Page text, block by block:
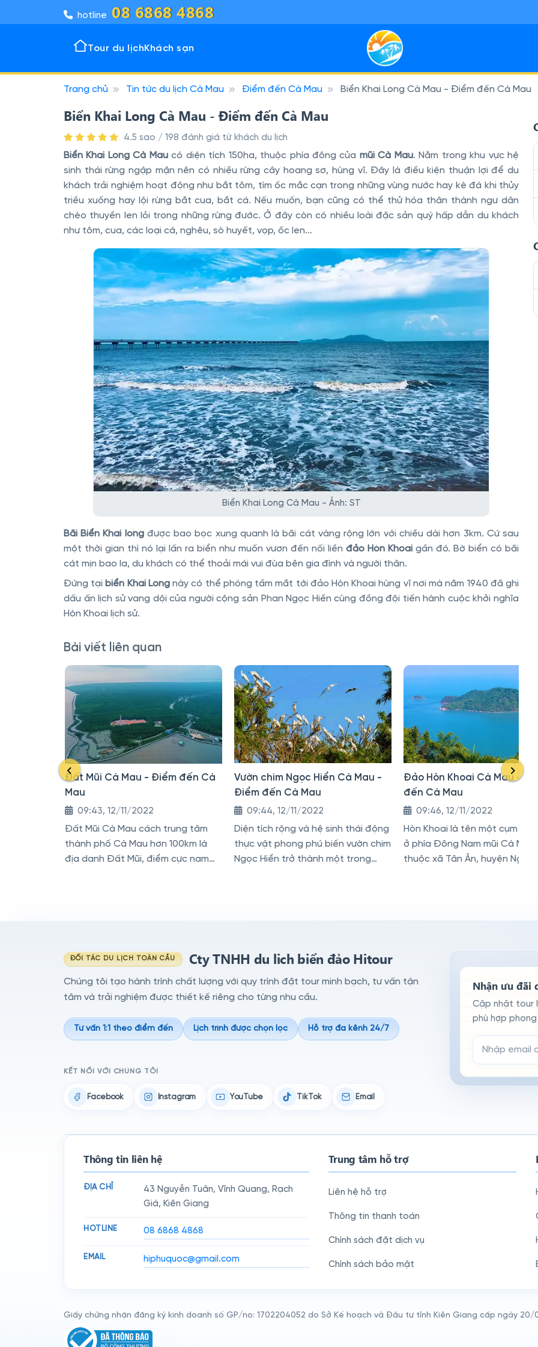
hotline 08 6868 4868
Tour du lịch
Tour Miền Nam 29
Khách sạn
Khách sạn Miền Bắc 7
Trang chủ Tin tức du lịch Cà Mau Điểm đến Cà Mau Biển Khai Long Cà Mau - Điểm đến Cà Mau
Biển Khai Long Cà Mau - Điểm đến Cà Mau
4.5 sao / 198 đánh giá từ khách du lịch
Biển Khai Long Cà Maucó diện tích 150ha, thuộc phía đông của mũi Cà Mau. Nằm trong khu vực hệ
sinh thái rừng ngập mặn nên có nhiều rừng cây hoang sơ, hùng vĩ. Đây là điều kiện thuận lợi để du
khách trải nghiệm hoạt động như bắt tôm, tìm ốc mắc cạn trong những vùng nước hay kè đá khi thủy
triều xuống hay lội rừng bắt cua, bắt cá. Nếu muốn, bạn cũng có thể thử hóa thân thành ngư dân
chèo thuyền len lỏi trong những rừng đước. Ở đây còn có nhiều loài đặc sản quý hấp dẫn du khách
như tôm, cua, các loại cá, nghêu, sò huyết, vọp, ốc len...
Biển Khai Long Cà Mau - Ảnh: ST
Bãi Biển Khai longđược bao bọc xung quanh là bãi cát vàng rộng lớn với chiều dài hơn 3km. Cứ sau
một thời gian thì nó lại lấn ra biển như muốn vươn đến nối liền đảo Hòn Khoai gần đó. Bờ biển có bãi
cát mịn bao la, du khách có thể thoải mái vui đùa bên gia đình và người thân.
Đứng tại biển Khai Longnày có thể phóng tầm mắt tới đảo Hòn Khoai hùng vĩ nơi mà năm 1940 đã ghi
dấu ấn lịch sử vang dội của người cộng sản Phan Ngọc Hiền cùng đồng đội tiến hành cuộc khởi nghĩa
Hòn Khoai lịch sử.
Bài viết liên quan
Đất Mũi Cà Mau - Điểm đến Cà
Mau
09:43, 12/11/2022
Đất Mũi Cà Mau cách trung tâm
thành phố Cà Mau hơn 100km là
địa danh Đất Mũi, điểm cực nam
Vườn chim Ngọc Hiển Cà Mau -
Điểm đến Cà Mau
09:44, 12/11/2022
Diện tích rộng và hệ sinh thái động
thực vật phong phú biến vườn chim
Ngọc Hiển trở thành một trong
Đảo Hòn Khoai Cà Mau -
đến Cà Mau
09:46, 12/11/2022
Hòn Khoai là tên một cụm đảo
ở phía Đông Nam mũi Cà Mau
thuộc xã Tân Ân, huyện Ngọc
ĐỐI TÁC DU LỊCH TOÀN CẦU Cty TNHH du lich biển đảo Hitour
Chúng tôi tạo hành trình chất lượng với quy trình đặt tour minh bạch, tư vấn tận
tâm và trải nghiệm được thiết kế riêng cho từng nhu cầu.
Tư vấn 1:1 theo điểm đến Lịch trình được chọn lọc Hỗ trợ đa kênh 24/7
KẾT NỐI VỚI CHÚNG TÔI
Facebook Instagram YouTube TikTok Email
Nhận ưu đãi
Cập nhật tour
phù hợp
Email đăng ký
Thông tin liên hệ
ĐỊA CHỈ
43 Nguyễn Tuân, Vĩnh Quang, Rạch
Giá, Kiên Giang
HOTLINE 08 6868 4868
EMAIL hiphuquoc@gmail.com
Trung tâm hỗ trợ
Liên hệ hỗ trợ
Thông tin thanh toán
Chính sách đặt dịch vụ
Chính sách bảo mật
Giấy chứng nhận đăng ký kinh doanh số GP/no: 1702204052 do Sở Kế hoạch và Đầu tư tỉnh Kiên Giang cấp ngày 20/